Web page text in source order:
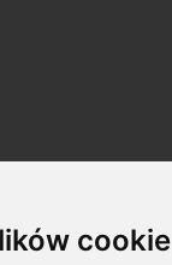
cookie